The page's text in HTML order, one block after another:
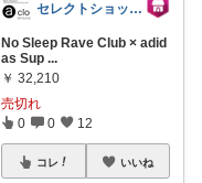
セレクトショップ a-clo
No Sleep Rave Club × adid
as Sup ...
￥ 32,210
売切れ
0 0 12
コレ いいね